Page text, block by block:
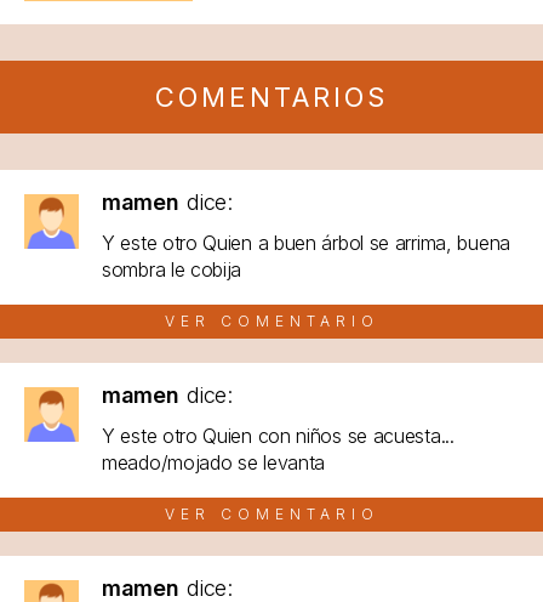
COMENTARIOS
mamen dice:
Y este otro Quien a buen árbol se arrima, buena
sombra le cobija
VER COMENTARIO
mamen dice:
Y este otro Quien con niños se acuesta...
meado/mojado se levanta
VER COMENTARIO
mamen dice: